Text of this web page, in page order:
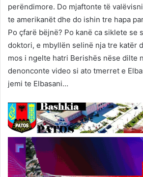
perëndimore. Do mjaftonte të
te amerikanët dhe do ishin tre hapa
Po çfarë bëjnë? Po kanë ca siklete se
doktori, e mbyllën selinë nja tre katër
mos i ngelte hatri Berishës nëse dilte
denonconte video si ato tmerret e
jemi te Elbasani…